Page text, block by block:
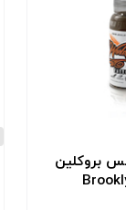
بروکلین